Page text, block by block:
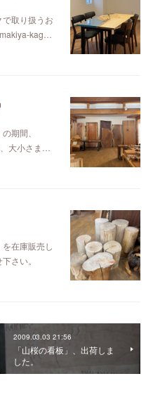
取り扱うお
kag…
期間、
大小さま…
在庫販売し
さい。
2009.03.03 21:56
「山桜の看板」、出荷しま
した。